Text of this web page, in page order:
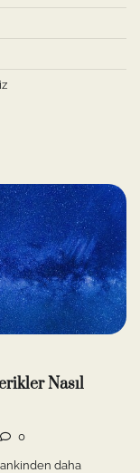
Nasıl
0
daha